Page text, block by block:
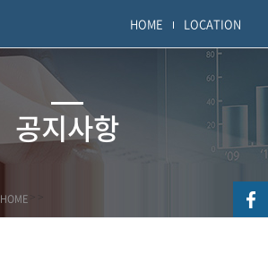
HOME LOCATION
공지사항
HOME > >